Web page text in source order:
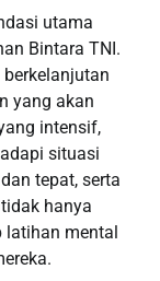
utama
Bintara TNI.
yang akan
intensif,
situasi
tepat, serta
hanya
mental